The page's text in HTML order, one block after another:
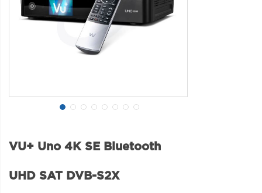
VU+ Uno 4K SE Bluetooth
UHD SAT DVB-S2X